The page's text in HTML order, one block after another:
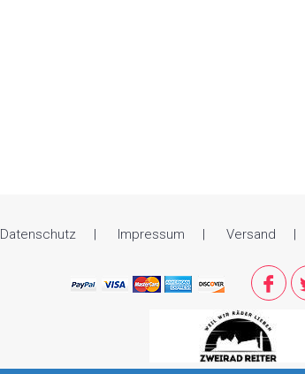
Datenschutz Impressum Versand